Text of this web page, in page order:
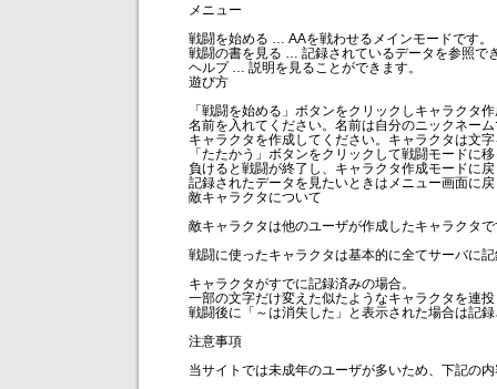
メニュー
戦闘を始める … AAを戦わせるメインモードです。
戦闘の書を見る … 記録されているデータを参照で
ヘルプ … 説明を見ることができます。
遊び方
「戦闘を始める」ボタンをクリックしキャラクタ
名前を入れてください。名前は自分のニックネー
キャラクタを作成してください。キャラクタは文
「たたかう」ボタンをクリックして戦闘モードに
負けると戦闘が終了し、キャラクタ作成モードに
記録されたデータを見たいときはメニュー画面に
敵キャラクタについて
敵キャラクタは他のユーザが作成したキャラクタ
戦闘に使ったキャラクタは基本的に全てサーバに
キャラクタがすでに記録済みの場合。
一部の文字だけ変えた似たようなキャラクタを連
戦闘後に「～は消失した」と表示された場合は記
注意事項
当サイトでは未成年のユーザが多いため、下記の